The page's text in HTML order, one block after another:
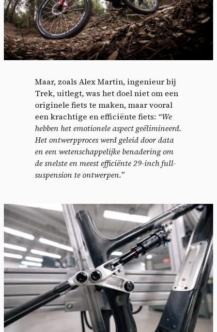
Maar, zoals Alex Martin, ingenieur bij
Trek, uitlegt, was het doel niet om een
originele fiets te maken, maar vooral
een krachtige en efficiënte fiets: “We
hebben het emotionele aspect geëlimineerd.
Het ontwerpproces werd geleid door data
en een wetenschappelijke benadering om
de snelste en meest efficiënte 29-inch full-
suspension te ontwerpen.”